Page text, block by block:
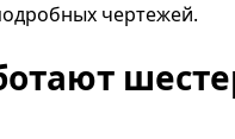
чертежей.